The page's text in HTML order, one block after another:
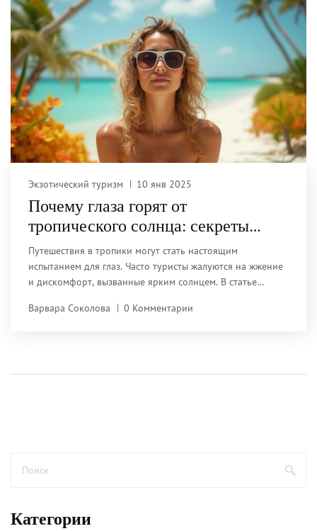
Экзотический туризм 10 янв 2025
Почему глаза горят от
тропического солнца: секреты
защиты
Путешествия в тропики могут стать настоящим
испытанием для глаз. Часто туристы жалуются на жжение
и дискомфорт, вызванные ярким солнцем. В статье
влияет на глаза и какие меры следует предпринять, чтобы
активности.
Варвара Соколова 0 Комментарии
Категории